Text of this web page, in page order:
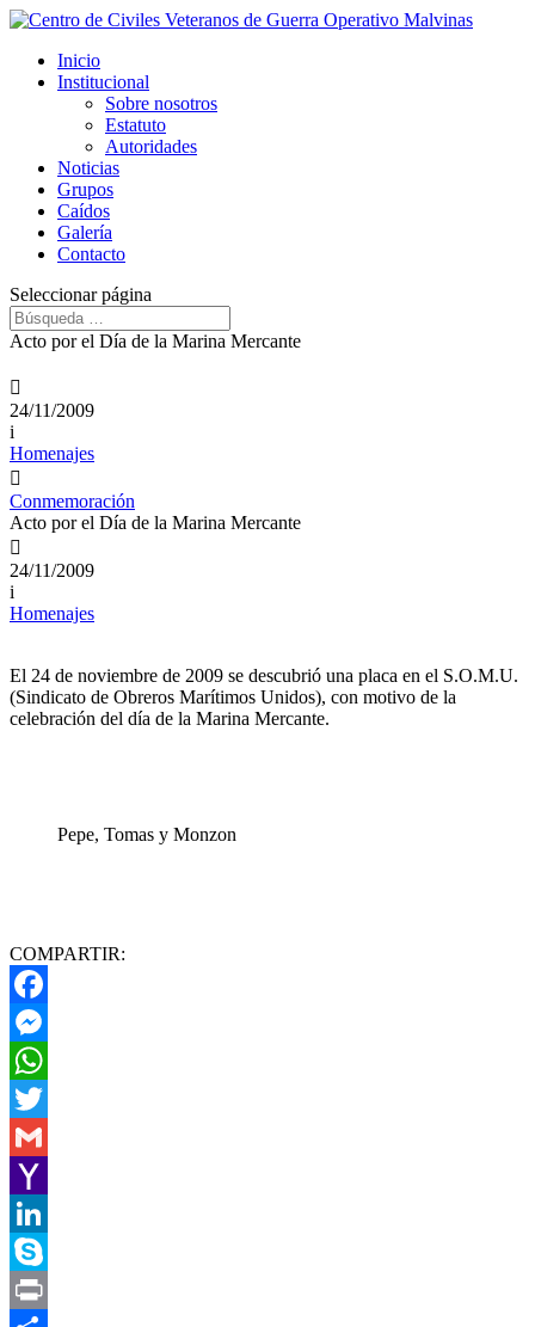
Inicio
Institucional
Sobre nosotros
Estatuto
Autoridades
Noticias
Grupos
Caídos
Galería
Contacto
Seleccionar página
Acto por el Día de la Marina Mercante

24/11/2009
i
Homenajes

Conmemoración
Acto por el Día de la Marina Mercante

24/11/2009
i
Homenajes
El 24 de noviembre de 2009 se descubrió una placa en el S.O.M.U.
(Sindicato de Obreros Marítimos Unidos), con motivo de la
celebración del día de la Marina Mercante.
Pepe, Tomas y Monzon
COMPARTIR:
Facebook
Messenger
WhatsApp
Twitter
Gmail
Yahoo
Mail
LinkedIn
Skype